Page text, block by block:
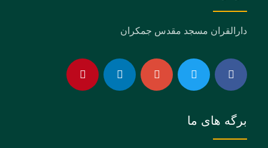
دارالقران مسجد مقدس جمکران
برگه های ما